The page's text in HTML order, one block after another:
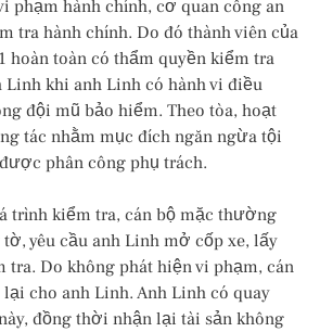
phạm hành chính, cơ quan công an
tra hành chính. Do đó thành viên của
hoàn toàn có thẩm quyền kiểm tra
Linh khi anh Linh có hành vi điều
đội mũ bảo hiểm. Theo tòa, hoạt
tác nhằm mục đích ngăn ngừa tội
phân công phụ trách.
trình kiểm tra, cán bộ mặc thường
yêu cầu anh Linh mở cốp xe, lấy
tra. Do không phát hiện vi phạm, cán
cho anh Linh. Anh Linh có quay
đồng thời nhận lại tài sản không